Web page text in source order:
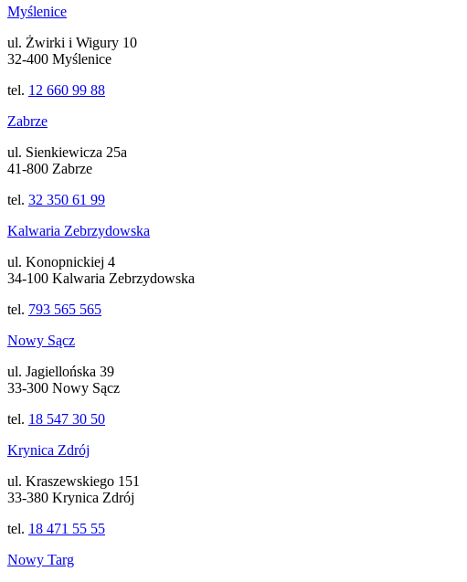
Myślenice
ul. Żwirki i Wigury 10
32-400 Myślenice
tel. 12 660 99 88
Zabrze
ul. Sienkiewicza 25a
41-800 Zabrze
tel. 32 350 61 99
Kalwaria Zebrzydowska
ul. Konopnickiej 4
34-100 Kalwaria Zebrzydowska
tel. 793 565 565
Nowy Sącz
ul. Jagiellońska 39
33-300 Nowy Sącz
tel. 18 547 30 50
Krynica Zdrój
ul. Kraszewskiego 151
33-380 Krynica Zdrój
tel. 18 471 55 55
Nowy Targ